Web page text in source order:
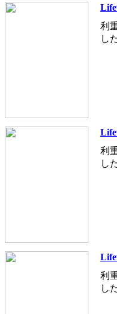
利
し
利
し
利
し